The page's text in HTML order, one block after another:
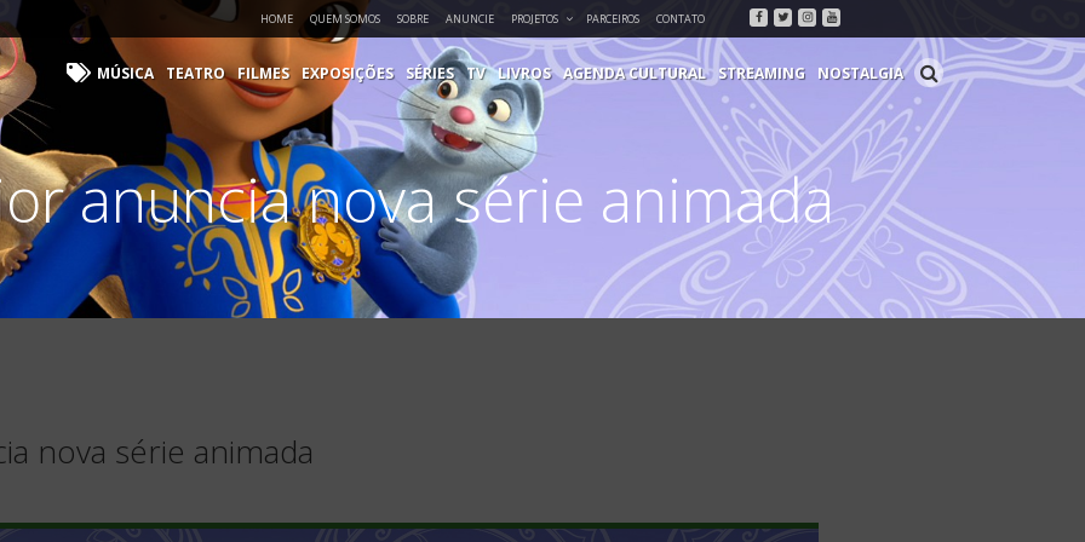
HOME QUEM SOMOS SOBRE ANUNCIE PROJETOS PARCEIROS CONTATO Facebook
Twitter
Instagram
Youtube
MÚSICA TEATRO FILMES EXPOSIÇÕES SÉRIES TV LIVROS AGENDA CULTURAL STREAMING NOSTALGIA
anuncia nova série animada
nova série animada